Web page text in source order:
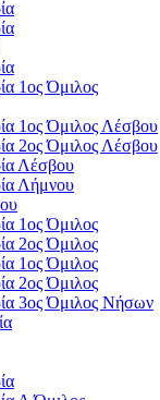
1ος Όμιλος
1ος Όμιλος Λέσβου
2ος Όμιλος Λέσβου
Λέσβου
Λήμνου
1ος Όμιλος
2ος Όμιλος
1ος Όμιλος
2ος Όμιλος
3ος Όμιλος Νήσων